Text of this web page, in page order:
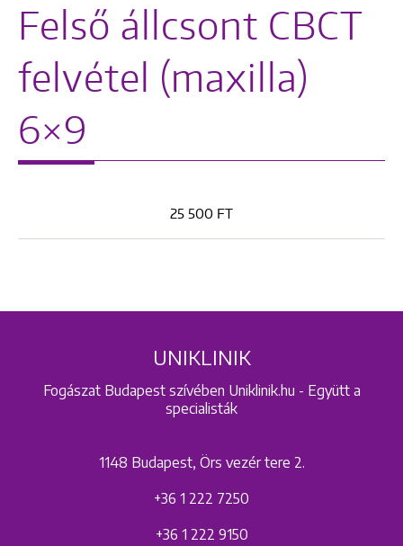
Felső állcsont CBCT
felvétel (maxilla)
6×9
25 500 FT
UNIKLINIK
Fogászat Budapest szívében Uniklinik.hu - Együtt a
specialisták
1148 Budapest, Örs vezér tere 2.
+36 1 222 7250
+36 1 222 9150